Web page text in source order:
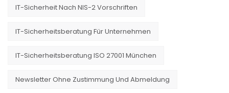
IT-Sicherheit Nach NIS-2 Vorschriften
IT-Sicherheitsberatung Für Unternehmen
IT-Sicherheitsberatung ISO 27001 München
Newsletter Ohne Zustimmung Und Abmeldung